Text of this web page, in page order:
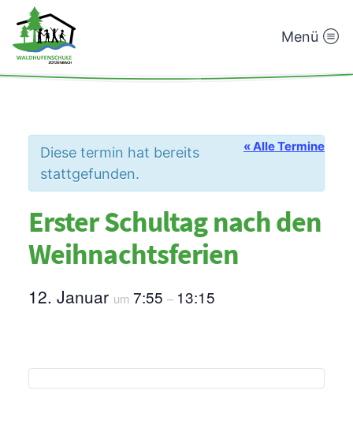
Waldhufenschule
Menü
« Alle Termine
Diese termin hat bereits
stattgefunden.
Erster Schultag nach den
Weihnachtsferien
12. Januar um 7:55 – 13:15